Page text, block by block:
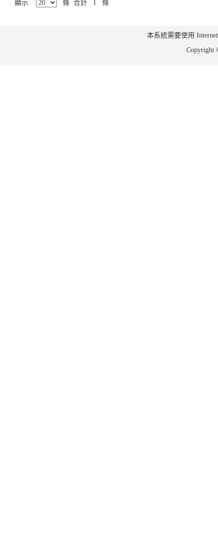
顯示 條 合計 1 條
本系統需要使用
Copyright